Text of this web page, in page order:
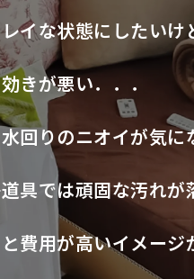
イな状態にしたい
きが悪い．．．
回りのニオイが気に
具では頑固な汚れ
費用が高いイメージ